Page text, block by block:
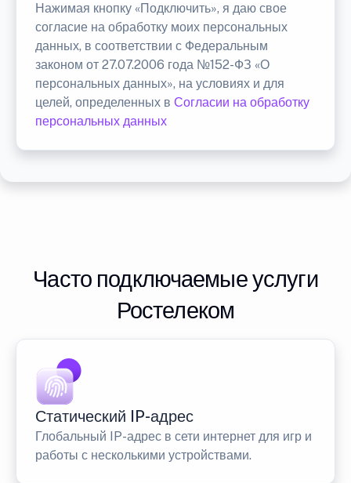
Нажимая кнопку «Подключить», я даю свое
согласие на обработку моих персональных
данных, в соответствии с Федеральным
законом от 27.07.2006 года №152-ФЗ «О
персональных данных», на условиях и для
целей, определенных в Согласии на обработку
персональных данных
Часто подключаемые услуги
Ростелеком
Статический IP-адрес
Глобальный IP-адрес в сети интернет для игр и
работы с несколькими устройствами.